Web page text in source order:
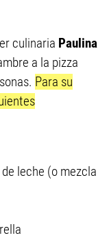
culinaria Paulina
a la pizza
Para su
leche (o mezcla